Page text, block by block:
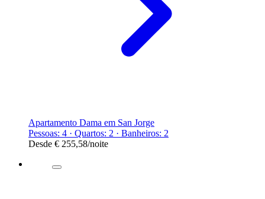
Apartamento Dama em San Jorge
Pessoas: 4 · Quartos: 2 · Banheiros: 2
Desde € 255,58/noite